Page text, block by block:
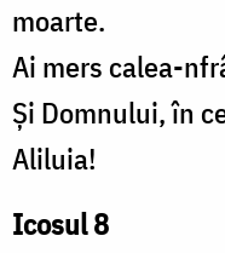
moarte.
Ai mers calea-
Și Domnului, în
Aliluia!
Icosul 8